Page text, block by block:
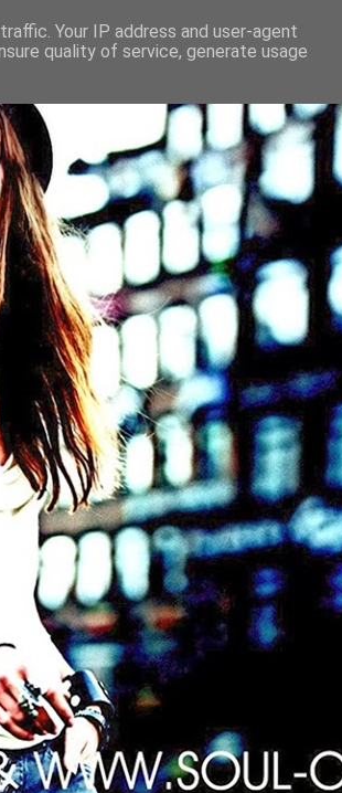
Your IP address and user-agent
quality of service, generate usage